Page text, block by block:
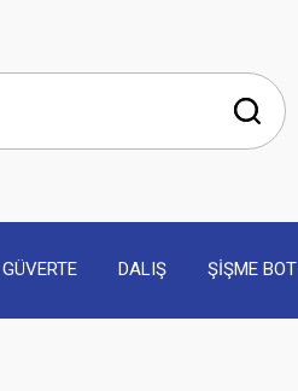
GÜVERTE DALIŞ ŞİŞME BOT